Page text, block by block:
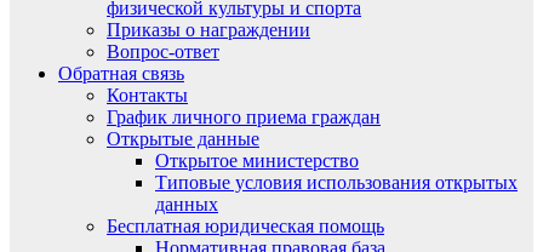
физической культуры и спорта
Приказы о награждении
Вопрос-ответ
Обратная связь
Контакты
График личного приема граждан
Открытые данные
Открытое министерство
Типовые условия использования открытых
данных
Бесплатная юридическая помощь
Нормативная правовая база